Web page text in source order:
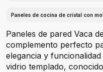
Paneles de cocina de cristal con
Paneles de pared Vaca
complemento perfecto
elegancia y
vidrio templado,